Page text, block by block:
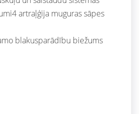
artraļģija muguras sāpes
blakusparādību biežums